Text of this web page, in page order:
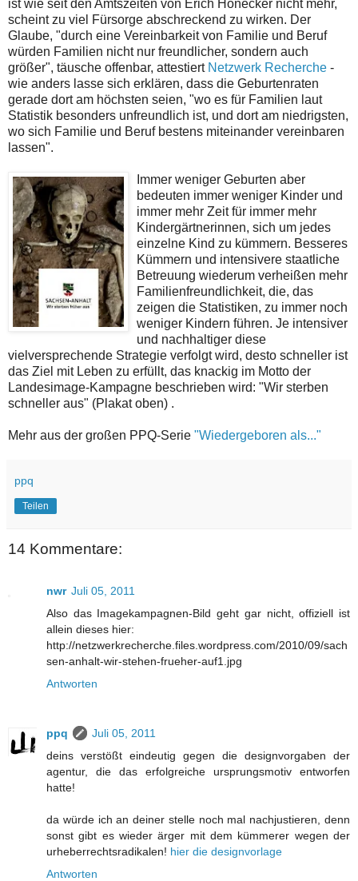
ist wie seit den Amtszeiten von Erich Honecker nicht mehr,
scheint zu viel Fürsorge abschreckend zu wirken. Der
Glaube, "durch eine Vereinbarkeit von Familie und Beruf
würden Familien nicht nur freundlicher, sondern auch
größer", täusche offenbar, attestiert Netzwerk Recherche -
wie anders lasse sich erklären, dass die Geburtenraten
gerade dort am höchsten seien, "wo es für Familien laut
Statistik besonders unfreundlich ist, und dort am niedrigsten,
wo sich Familie und Beruf bestens miteinander vereinbaren
lassen".
Immer weniger Geburten aber
bedeuten immer weniger Kinder und
immer mehr Zeit für immer mehr
Kindergärtnerinnen, sich um jedes
einzelne Kind zu kümmern. Besseres
Kümmern und intensivere staatliche
Betreuung wiederum verheißen mehr
Familienfreundlichkeit, die, das
zeigen die Statistiken, zu immer noch
weniger Kindern führen. Je intensiver
und nachhaltiger diese
vielversprechende Strategie verfolgt wird, desto schneller ist
das Ziel mit Leben zu erfüllt, das knackig im Motto der
Landesimage-Kampagne beschrieben wird: "Wir sterben
schneller aus" (Plakat oben) .
Mehr aus der großen PPQ-Serie "Wiedergeboren als..."
ppq
Teilen
14 Kommentare:
nwr Juli 05, 2011
Also das Imagekampagnen-Bild geht gar nicht, offiziell ist
allein dieses hier:
http://netzwerkrecherche.files.wordpress.com/2010/09/sach
sen-anhalt-wir-stehen-frueher-auf1.jpg
Antworten
ppq
Juli 05, 2011
deins verstößt eindeutig gegen die designvorgaben der
agentur, die das erfolgreiche ursprungsmotiv entworfen
hatte!
da würde ich an deiner stelle noch mal nachjustieren, denn
sonst gibt es wieder ärger mit dem kümmerer wegen der
urheberrechtsradikalen! hier die designvorlage
Antworten